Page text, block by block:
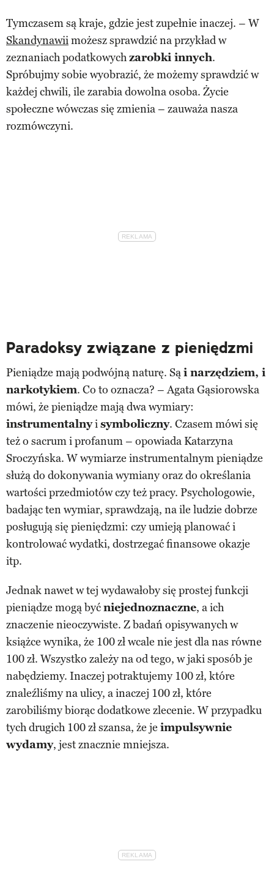
Tymczasem są kraje, gdzie jest zupełnie inaczej. – W
Skandynawiimożesz sprawdzić na przykład w
zeznaniach podatkowychzarobki innych.
Spróbujmy sobie wyobrazić, że możemy sprawdzić w
każdej chwili, ile zarabia dowolna osoba. Życie
społeczne wówczas się zmienia – zauważa nasza
rozmówczyni.
Paradoksy związane z pieniędzmi
Pieniądze mają podwójną naturę. Sąi narzędziem, i
narkotykiem. Co to oznacza? – Agata Gąsiorowska
mówi, że pieniądze mają dwa wymiary:
instrumentalnyisymboliczny. Czasem mówi się
też o sacrum i profanum – opowiada Katarzyna
Sroczyńska. W wymiarze instrumentalnym pieniądze
służą do dokonywania wymiany oraz do określania
wartości przedmiotów czy też pracy. Psychologowie,
badając ten wymiar, sprawdzają, na ile ludzie dobrze
posługują się pieniędzmi: czy umieją planować i
kontrolować wydatki, dostrzegać finansowe okazje
itp.
Jednak nawet w tej wydawałoby się prostej funkcji
pieniądze mogą byćniejednoznaczne, a ich
znaczenie nieoczywiste. Z badań opisywanych w
książce wynika, że 100 zł wcale nie jest dla nas równe
100 zł. Wszystko zależy na od tego, w jaki sposób je
nabędziemy. Inaczej potraktujemy 100 zł, które
znaleźliśmy na ulicy, a inaczej 100 zł, które
zarobiliśmy biorąc dodatkowe zlecenie. W przypadku
tych drugich 100 zł szansa, że je impulsywnie
wydamy, jest znacznie mniejsza.